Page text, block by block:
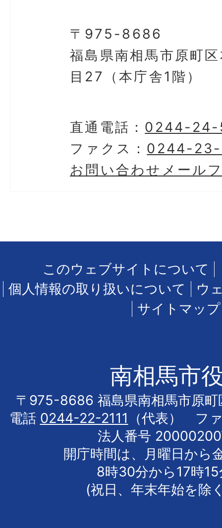
〒975-8686
福島県南相馬市原町
目27（本庁舎1階）
直通電話： 0244-24-
ファクス： 0244-
お問い合わせメール
このウェブサイトについて
個人情報の取り扱いについて
ウ
サイトマップ
南相馬市
〒975-8686 福島県南相馬市原町
電話 0244-22-2111
（代表） フ
法人番号
開庁時間は、月曜日から
8時30分から17時
(祝日、年末年始を除